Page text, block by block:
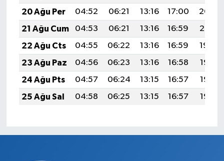
20 Ağu Per
04:52 06:21 13:16 17:00
20:02
21 Ağu Cum
04:53 06:21 13:16 16:59
20:01
22 Ağu Cts
04:55 06:22 13:16 16:59
19:59
23 Ağu Paz
04:56 06:23 13:16 16:58
19:58
24 Ağu Pts
04:57 06:24 13:15 16:57
19:57
25 Ağu Sal
04:58 06:25 13:15 16:57 19:55